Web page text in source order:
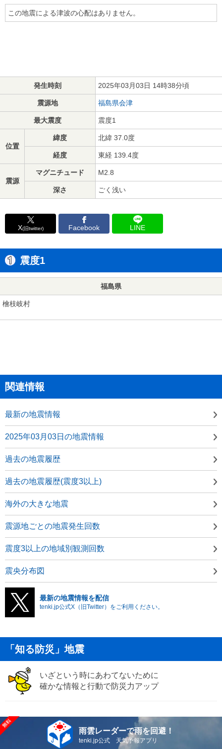
この地震による津波の心配はありません。
発生時刻 2025年03月03日 14時38分頃
震源地 福島県会津
最大震度 震度1
位置
緯度 北緯 37.0度
経度 東経 139.4度
震源
マグニチュード M2.8
深さ ごく浅い
X(旧twitter) Facebook LINE
震度1
福島県
檜枝岐村
関連情報
最新の地震情報
2025年03月03日の地震情報
過去の地震履歴
過去の地震履歴(震度3以上)
海外の大きな地震
震源地ごとの地震発生回数
震度3以上の地域別観測回数
震央分布図
最新の地震情報を配信
tenki.jp公式X（旧Twitter）をご利用ください。
「知る防災」地震
いざという時にあわてないために
確かな情報と行動で防災力アップ
雨雲レーダーで雨を回避！
tenki.jp公式 天気予報アプリ